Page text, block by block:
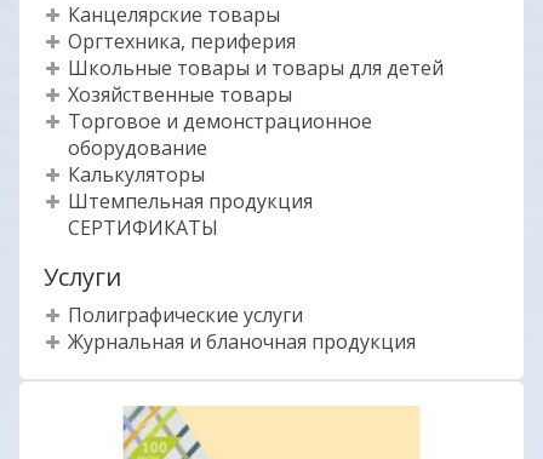
Канцелярские товары
Оргтехника, периферия
Школьные товары и товары для детей
Хозяйственные товары
Торговое и демонстрационное
оборудование
Калькуляторы
Штемпельная продукция
СЕРТИФИКАТЫ
Услуги
Полиграфические услуги
Журнальная и бланочная продукция